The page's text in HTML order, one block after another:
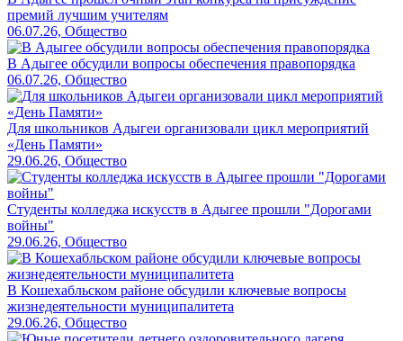
премий лучшим учителям
06.07.26, Общество
В Адыгее обсудили вопросы обеспечения правопорядка
06.07.26, Общество
Для школьников Адыгеи организовали цикл мероприятий
«День Памяти»
29.06.26, Общество
Студенты колледжа искусств в Адыгее прошли "Дорогами
войны"
29.06.26, Общество
В Кошехабльском районе обсудили ключевые вопросы
жизнедеятельности муниципалитета
29.06.26, Общество